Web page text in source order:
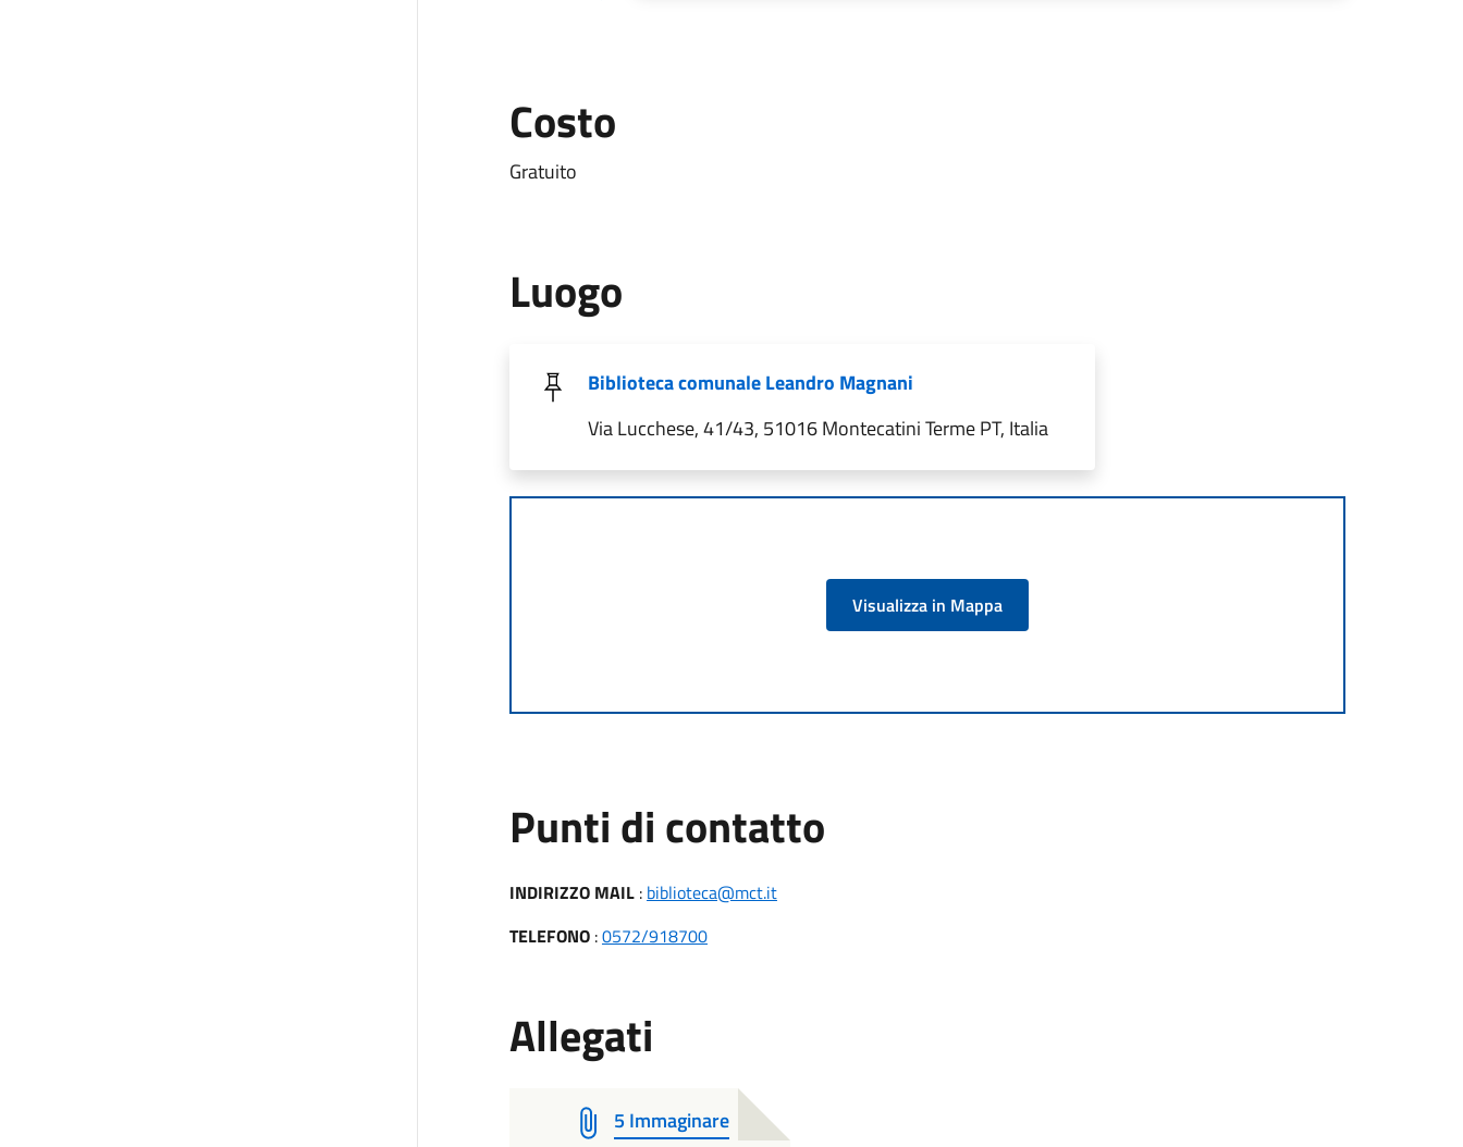
Costo
Gratuito
Luogo
Biblioteca comunale Leandro Magnani
Via Lucchese, 41/43, 51016 Montecatini Terme PT, Italia
Visualizza in Mappa
Punti di contatto
INDIRIZZO MAIL : biblioteca@mct.it
TELEFONO:0572/918700
Allegati
5 Immaginare